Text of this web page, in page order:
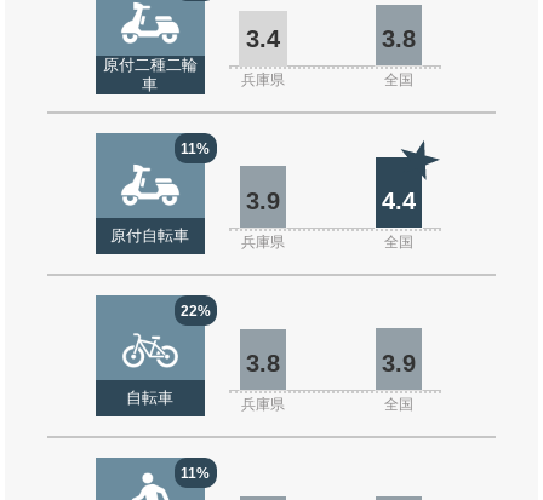
原付二種二輪
車
3.4 3.8
兵庫県 全国
11%
原付自転車
3.9 4.4
兵庫県 全国
22%
自転車
3.8 3.9
兵庫県 全国
11%